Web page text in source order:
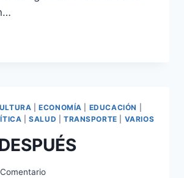
|ECONOMÍA EDUCACIÓN
|SALUD TRANSPORTE VARIOS